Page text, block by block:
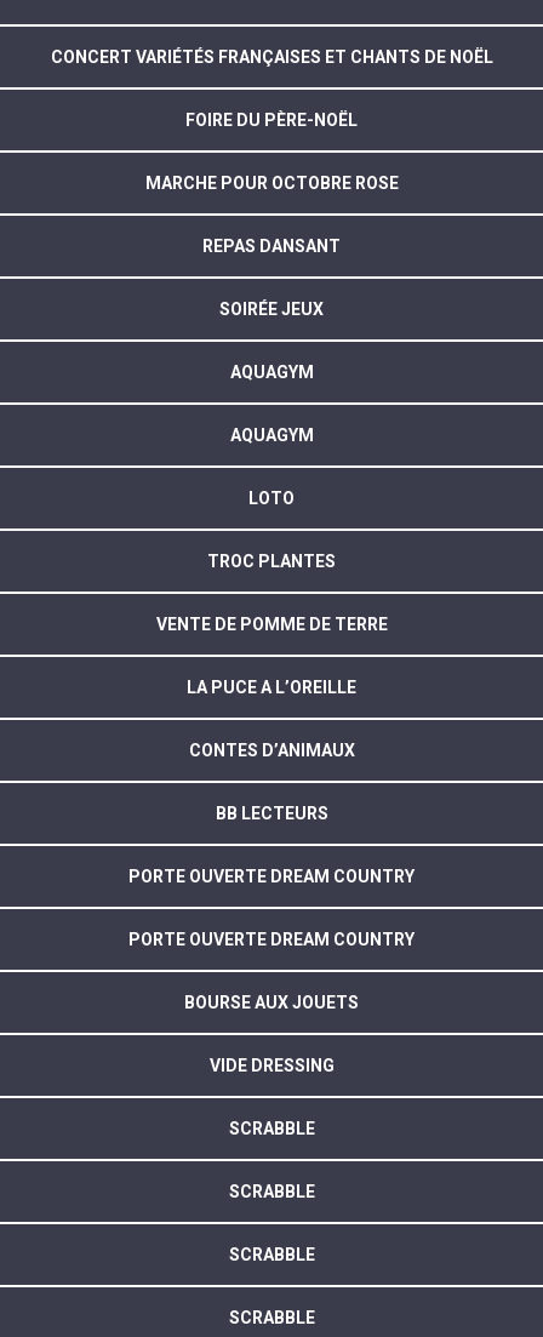
CONCERT VARIÉTÉS FRANÇAISES ET CHANTS DE NOËL
FOIRE DU PÈRE-NOËL
MARCHE POUR OCTOBRE ROSE
REPAS DANSANT
SOIRÉE JEUX
AQUAGYM
AQUAGYM
LOTO
TROC PLANTES
VENTE DE POMME DE TERRE
LA PUCE A L’OREILLE
CONTES D’ANIMAUX
BB LECTEURS
PORTE OUVERTE DREAM COUNTRY
PORTE OUVERTE DREAM COUNTRY
BOURSE AUX JOUETS
VIDE DRESSING
SCRABBLE
SCRABBLE
SCRABBLE
SCRABBLE